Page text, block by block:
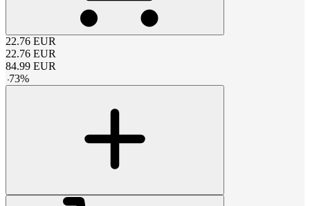
22.76 EUR
22.76 EUR
84.99 EUR
-73%